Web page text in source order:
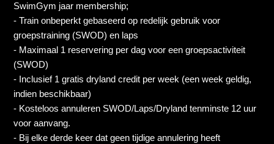
Personal training 5 sessies - flex - 3 maanden geldig
Personal training non-members 5 sessies - flex - 3
maanden geldig
Zie meer
SwimGym jaar membership;
- Train onbeperkt gebaseerd op redelijk gebruik voor
groepstraining (SWOD) en laps
- Maximaal 1 reservering per dag voor een groepsactiviteit
(SWOD)
- Inclusief 1 gratis dryland credit per week (een week geldig,
indien beschikbaar)
- Kosteloos annuleren SWOD/Laps/Dryland tenminste 12 uur
voor aanvang.
- Bij elke derde keer dat geen tijdige annulering heeft